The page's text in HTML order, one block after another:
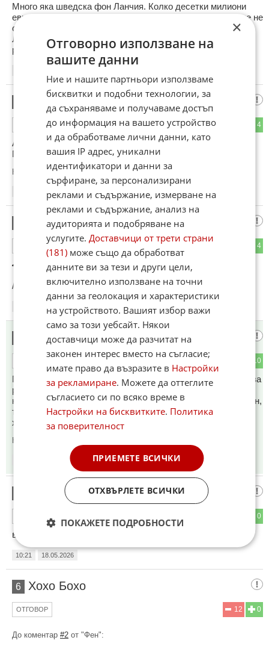
Много яка шведска фон Ланчия. Колко десетки милиони
евро ще ми трябват за да си купя една? Обърках се, още не
съм свикнал с новата власт, при новия бг премиер
Льотчиков, ще трябват да си правя сметките в милиарди
рубли.
Фен
4
ОТГОВОР
Ари Ватанен остава непобедим на Пакс Пийк. С Пежо.
Преди да го асфалтират.
Коментиран от #6 ,#7
🇧🇬БАЙ Х@Й‼️
4
ОТГОВОР
🚗 Тази Ланча що ли много ми прилича на Ферари🤔 🚗
/ знам за ФИАТ-ските връзки/
1111
10
По-малко мрънкане... Колата изглежда реална и истинка, за
разлика от повечето електрички. Супер красив дизайн -
класически с изключително мощен двигател и то на бензин,
та и V8! Това определено е сред най-красивите коли с
характер.
Коментиран от
18.05.2026
лама Кифла
0
въйййй много дупки по тази пущина
10:21 18.05.2026
6 Хохо Бохо
0
12
ОТГОВОР
До коментар #2 от "Фен":
×
Отговорно използване на
вашите данни
Ние и нашите партньори използваме
бисквитки и подобни технологии, за
да съхраняваме и получаваме достъп
до информация на вашето устройство
и да обработваме лични данни, като
вашия IP адрес, уникални
идентификатори и данни за
сърфиране, за персонализирани
реклами и съдържание, измерване на
реклами и съдържание, анализ на
аудиторията и подобряване на
услугите.Доставчици от трети страни
(181) може също да обработват
данните ви за тези и други цели,
включително използване на точни
данни за геолокация и характеристики
на устройството. Вашият избор важи
само за този уебсайт. Някои
доставчици може да разчитат на
законен интерес вместо на съгласие;
имате право да възразите в Настройки
за рекламиране. Можете да оттеглите
съгласието си по всяко време в
Настройки на бисквитките. Политика
за поверителност
ПРИЕМЕТЕ ВСИЧКИ
ОТХВЪРЛЕТЕ ВСИЧКИ
ПОКАЖЕТЕ ПОДРОБНОСТИ